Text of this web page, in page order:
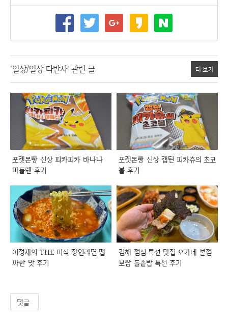
'일상/일상 다반사' 관련 글 더 보기
포켓몬빵 신상 피카피카 바나나
마들렌 후기
포켓몬빵 신상 캡틴 피카츄의 초코
볼 후기
이정재의 THE 미식 장인라면 맵
싸한 맛 후기
김해 점심 특선 맛집 오가네 본점
보쌈 돌솥밥 특선 후기
댓글